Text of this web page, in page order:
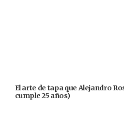
El arte de tapa que Alejandro
cumple 25 años)